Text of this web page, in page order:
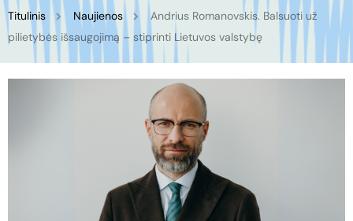
Titulinis Naujienos
Andrius Romanovskis. Balsuoti už
pilietybės išsaugojimą – stiprinti Lietuvos valstybę